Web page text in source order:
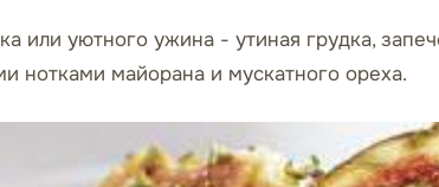
или уютного ужина - утиная грудка,
нотками майорана и мускатного ореха.